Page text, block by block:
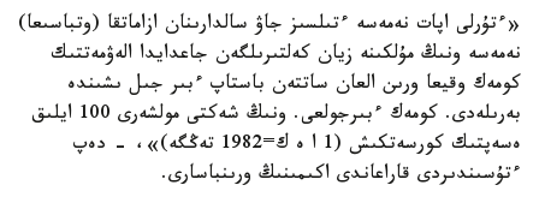
«ءتۇرلى اپات نەمەسە ءتىلسىز جاۋ سالدارىنان ازاماتقا (وتباسىعا)
نەمەسە ونىڭ مۇلكىنە زيان كەلتىرىلگەن جاعدايدا الەۋمەتتىك
كومەك وقيعا ورىن العان ساتتەن باستاپ ءبىر جىل ىشىندە
بەرىلەدى. كومەك ءبىرجولعى. ونىڭ شەكتى مولشەرى 100 ايلىق
ەسەپتىك كورسەتكىش (1 ا ە ك=1982 تەڭگە)»، - دەپ
ءتۇسىندىردى قاراعاندى اكىمىنىڭ ورىنباسارى.